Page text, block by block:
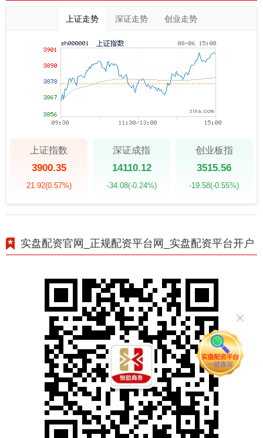
上证走势 深证走势 创业走势
上证指数
3900.35
21.92(0.57%)
深证成指
14110.12
-34.08(-0.24%)
创业板指
3515.56
-19.58(-0.55%)
实盘配资官网_正规配资平台网_实盘配资平台开户